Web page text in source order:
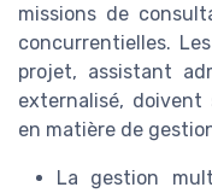
missions de
concurrentielles.
projet, assistant
externalisé, doivent
en matière de
La gestion